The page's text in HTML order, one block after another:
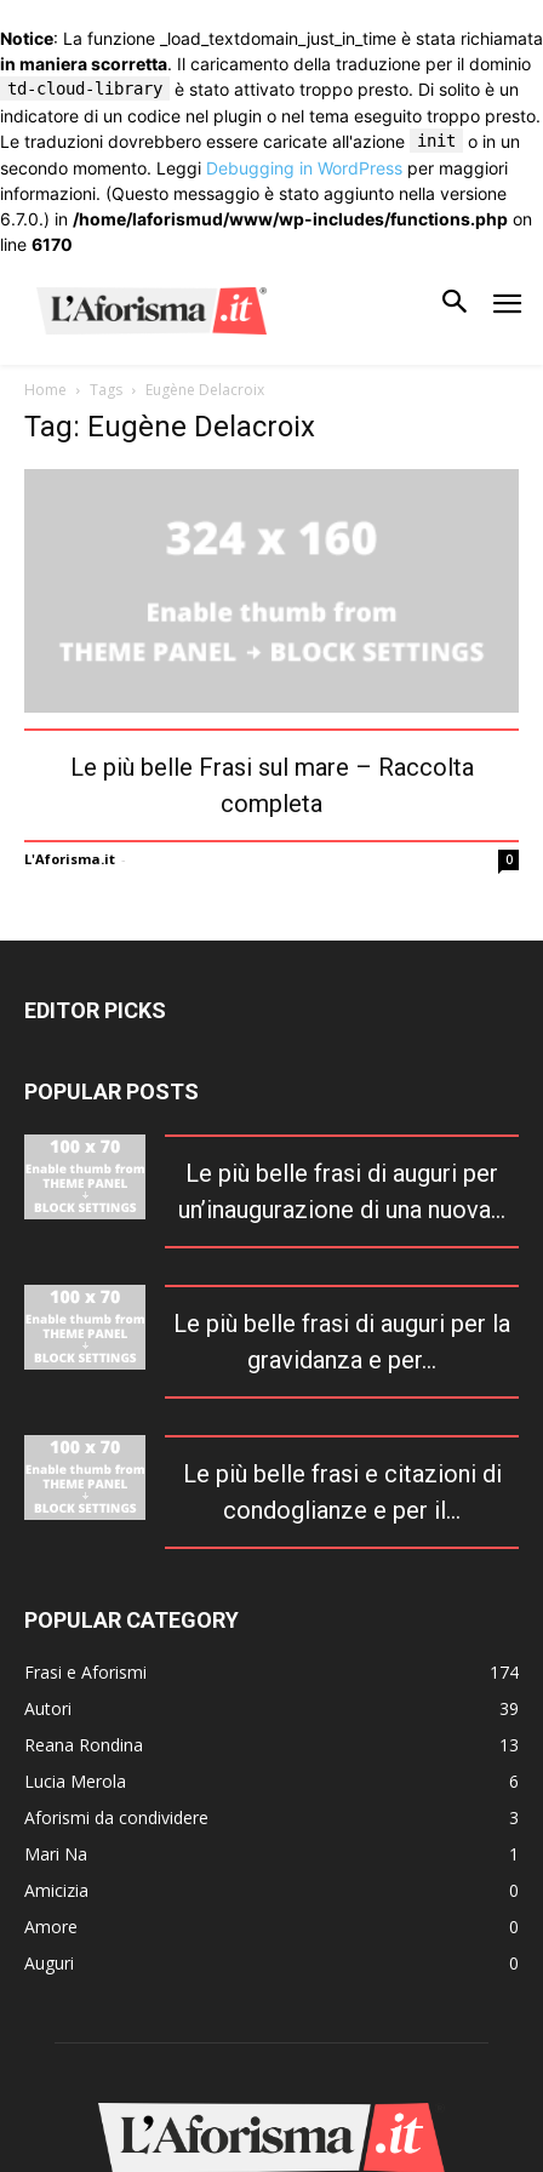
Notice: La funzione _load_textdomain_just_in_time è stata richiamata
in maniera scorretta. Il caricamento della traduzione per il dominio
td-cloud-library
è stato attivato troppo presto. Di solito è un
indicatore di un codice nel plugin o nel tema eseguito troppo presto.
Le traduzioni dovrebbero essere caricate all'azione
init
o in un
secondo momento. Leggi Debugging in WordPress per maggiori
informazioni. (Questo messaggio è stato aggiunto nella versione
6.7.0.) in /home/laforismud/www/wp-includes/functions.php on
line 6170
Home Tags Eugène Delacroix
Tag: Eugène Delacroix
Le più belle Frasi sul mare – Raccolta
completa
L'Aforisma.it - 0
EDITOR PICKS
POPULAR POSTS
Le più belle frasi di auguri per
un’inaugurazione di una nuova...
Le più belle frasi di auguri per la
gravidanza e per...
Le più belle frasi e citazioni di
condoglianze e per il...
POPULAR CATEGORY
Frasi e Aforismi
174
Autori
39
Reana Rondina
13
Lucia Merola
6
Aforismi da condividere
3
Mari Na
1
Amicizia
0
Amore
0
Auguri
0